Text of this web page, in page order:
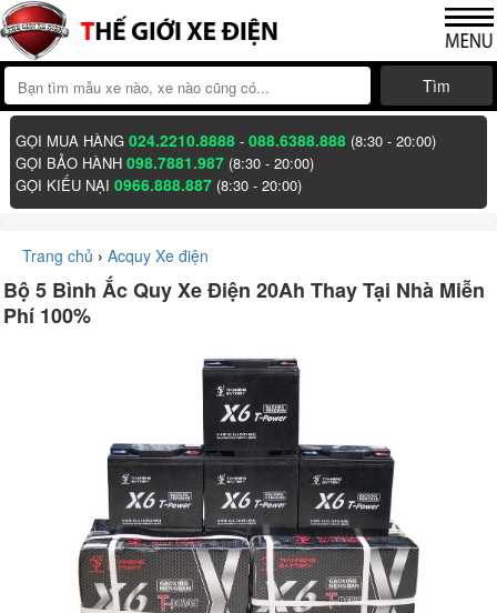
Tìm
GỌI MUA HÀNG024.2210.8888 -088.6388.888 (8:30 - 20:00)
GỌI BẢO HÀNH098.7881.987 (8:30 - 20:00)
GỌI KIẾU NẠI0966.888.887 (8:30 - 20:00)
Trang chủ › Acquy Xe điện
Bộ 5 Bình Ắc Quy Xe Điện 20Ah Thay Tại Nhà Miễn
Phí 100%